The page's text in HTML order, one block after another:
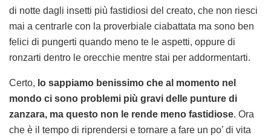
di notte dagli insetti più fastidiosi del creato, che non riesci
mai a centrarle con la proverbiale ciabattata ma sono ben
felici di pungerti quando meno te le aspetti, oppure di
ronzarti dentro le orecchie mentre stai per addormentarti.
Certo, lo sappiamo benissimo che al momento nel
mondo ci sono problemi più gravi delle punture di
zanzara, ma questo non le rende meno fastidiose. Ora
che è il tempo di riprendersi e tornare a fare un po’ di vita